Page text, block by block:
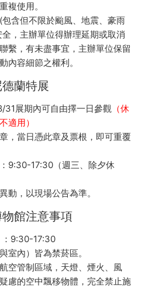
複使用。
含但不限於颱風、地震、豪雨
，主辦單位得辦理延期或取消
繫，有未盡事宜，主辦單位保留
內容細節之權利。
德蘭特展
展期內可自由擇一日參觀 （休
適用）
，當日憑此章及票根，即可重覆
9:30-17:30（週三、除夕休
動，以現場公告為準。
物館注意事項
：9:30-17:30
室內）皆為禁菸區。
空管制區域，天燈、煙火、風
慮的空中飄移物體，完全禁止施